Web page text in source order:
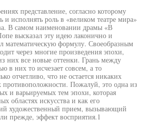
представление, согласно которому
исполнять роль в «великом театре мира»
В самом наименовании драмы «В
высказал эту идею лаконично и
математическую формулу. Своеобразным
через многие произведения эпохи,
них все новые оттенки. Грань между
в них то исчезает совсем, а то
отчетливо, что не остается никаких
Пожалуй, это одна из
и варьируемых тем эпохи, которая
областях искусства и как его
художественный прием, вызывающий
прежде, эффект восприятия.1